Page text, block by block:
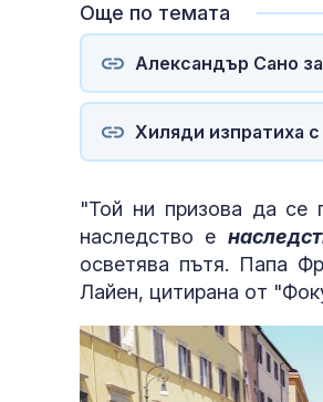
Още по темата
Александър Сано
Хиляди изпратиха
"Той ни призова да се
наследство е
осветява пътя. Папа
Лайен, цитирана от